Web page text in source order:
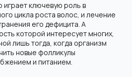
ключевую роль в
цикла роста волос, и лечение
его дефицита. А
которой интересует многих,
лишь тогда, когда организм
новые фолликулы
и питанием.
Карта сайта
Отзывы
Врачи